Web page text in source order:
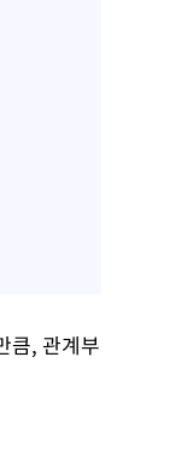
큼, 관계부